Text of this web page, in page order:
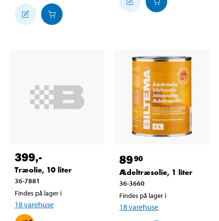
399,-
Træolie, 10 liter
36-7881
Findes på lager i
18varehuse
8990
Ædeltræsolie, 1 liter
36-3660
Findes på lager i
18varehuse